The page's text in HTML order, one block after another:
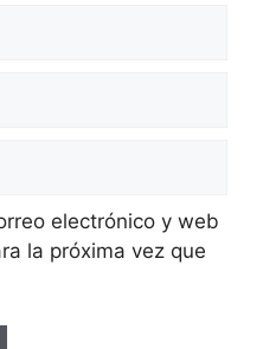
electrónico y web
la próxima vez que